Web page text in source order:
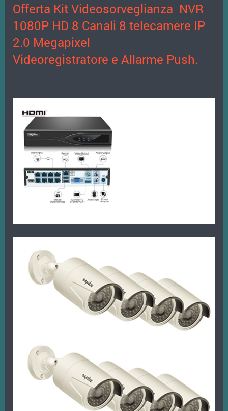
Offerta Kit Videosorveglianza NVR
1080P HD 8 Canali 8 telecamere IP
2.0 Megapixel
Videoregistratore e Allarme Push.